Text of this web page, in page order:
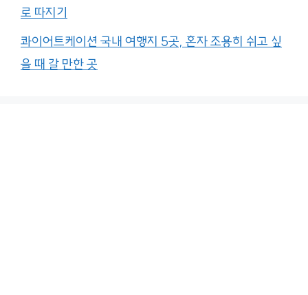
로 따지기
콰이어트케이션 국내 여행지 5곳, 혼자 조용히 쉬고 싶
을 때 갈 만한 곳